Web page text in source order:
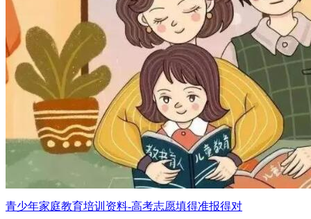
青少年家庭教育培训资料-高考志愿填得准报得对